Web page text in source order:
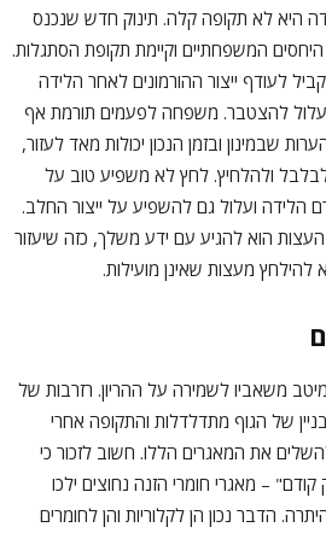
היא לא תקופה קלה. תינוק חדש שנכנס
המשפחתיים וקיימת תקופת הסתגלות.
לעודף ייצור ההורמונים לאחר הלידה
עלול להצטבר. משפחה לפעמים תורמת אף
שבמינון ובזמן הנכון יכולות מאד לעזור,
ולהלחיץ. לחץ לא משפיע טוב על
הלידה ועלול גם להשפיע על ייצור החלב.
הוא להגיע עם ידע משלך, כזה שיעזור
מעצות שאינן מועילות.
משאביו לשמירה על ההריון. רזרבות של
בניין של הגוף מתדלדלות והתקופה אחרי
את המאגרים הללו. חשוב לזכור כי
– מאגרי חומרי הזנה נחוצים ילכו
הדבר נכון הן לקלוריות והן לחומרים